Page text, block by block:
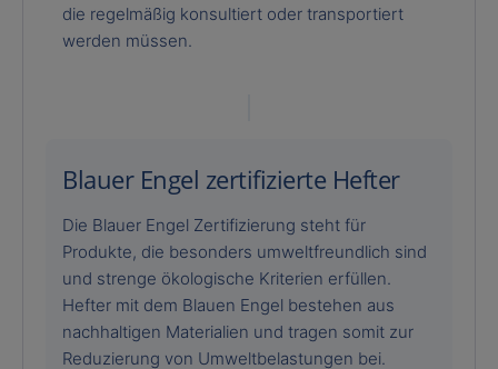
die regelmäßig konsultiert oder transportiert
werden müssen.
Blauer Engel zertifizierte Hefter
Die Blauer Engel Zertifizierung steht für
Produkte, die besonders umweltfreundlich sind
und strenge ökologische Kriterien erfüllen.
Hefter mit dem Blauen Engel bestehen aus
nachhaltigen Materialien und tragen somit zur
Reduzierung von Umweltbelastungen bei.